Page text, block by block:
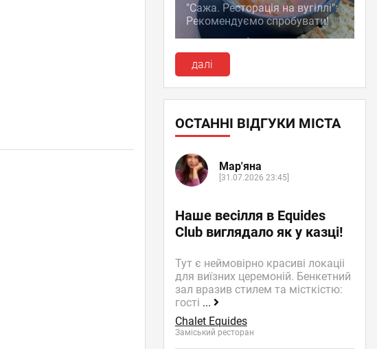
"Сажа. Ресторація на вугіллі":
Рекомендуємо спробувати!
далі
ОСТАННІ ВІДГУКИ МІСТА
Мар'яна
[31.07.2026 23:45]
Наше весілля в Equides
Club виглядало як у казці!
Тут є неймовірно красиві локаціі
для виїзних церемоній. Бенкетний
зал вразив стилем та місткістю:
гості ...
Chalet Equides
Заміський ресторан